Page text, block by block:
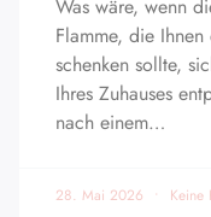
Was wäre, wenn
Flamme, die
schenken sollte,
Ihres Zuhauses
nach einem…
28. Mai 2026 Keine